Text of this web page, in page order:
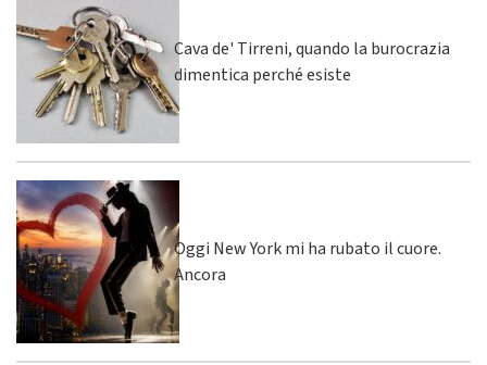
Cava de' Tirreni, quando la burocrazia
dimentica perché esiste
Oggi New York mi ha rubato il cuore.
Ancora